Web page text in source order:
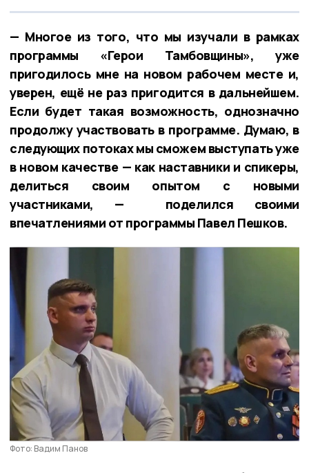
— Многое из того, что мы изучали в рамках
программы «Герои Тамбовщины», уже
пригодилось мне на новом рабочем месте и,
уверен, ещё не раз пригодится в дальнейшем.
Если будет такая возможность, однозначно
продолжу участвовать в программе. Думаю, в
следующих потоках мы сможем выступать уже
в новом качестве — как наставники и спикеры,
делиться своим опытом с новыми
участниками, — поделился своими
впечатлениями от программы Павел Пешков.
Фото: Вадим Панов